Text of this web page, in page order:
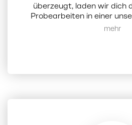
überzeugt, laden wir dich
Probearbeiten in einer
erhältst du einen direkten
Mehr